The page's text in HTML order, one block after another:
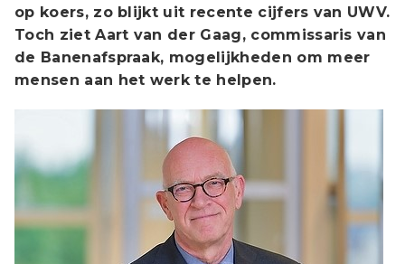
op koers, zo blijkt uit recente cijfers van UWV.
Toch ziet Aart van der Gaag, commissaris van
de Banenafspraak, mogelijkheden om meer
mensen aan het werk te helpen.